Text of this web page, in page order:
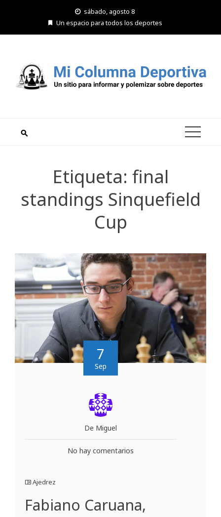
sábado, agosto 8
Un espacio para todos los deportes
Etiqueta: final
standings Sinquefield
Cup
7
Sep
De Miguel
No hay comentarios
Ajedrez
Fabiano Caruana,